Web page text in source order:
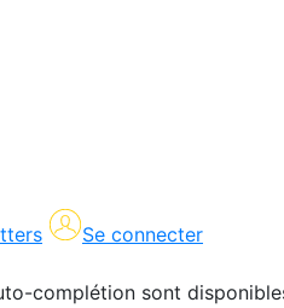
Se connecter
complétion sont